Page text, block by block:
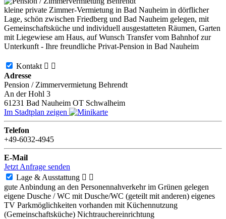
kleine private Zimmer-Vermietung in Bad Nauheim in dörflicher
Lage, schön zwischen Friedberg und Bad Nauheim gelegen, mit
Gemeinschaftsküche und individuell ausgestatteten Räumen, Garten
mit Liegewiese am Haus, auf Wunsch Transfer vom Bahnhof zur
Unterkunft - Ihre freundliche Privat-Pension in Bad Nauheim
Kontakt  
Adresse
Pension / Zimmervermietung Behrendt
An der Hohl 3
61231 Bad Nauheim OT Schwalheim
Im Stadtplan zeigen
Telefon
+49-6032-4945
E-Mail
Jetzt Anfrage senden
Lage & Ausstattung  
gute Anbindung an den Personennahverkehr im Grünen gelegen
eigene Dusche / WC mit Dusche/WC (geteilt mit anderen) eigenes
TV Parkmöglichkeiten vorhanden mit Küchennutzung
(Gemeinschaftsküche) Nichtrauchereinrichtung